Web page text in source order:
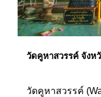
วัดคูหาสวรรค์ จังห
วัดคูหาสวรรค์